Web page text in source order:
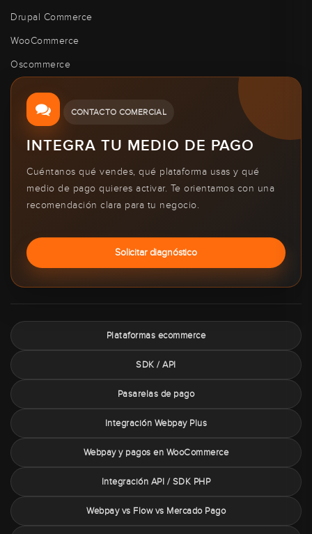
Drupal Commerce
WooCommerce
Oscommerce
CONTACTO COMERCIAL
INTEGRA TU MEDIO DE PAGO
Cuéntanos qué vendes, qué plataforma usas y qué
medio de pago quieres activar. Te orientamos con una
recomendación clara para tu negocio.
Solicitar diagnóstico
Plataformas ecommerce
SDK / API
Pasarelas de pago
Integración Webpay Plus
Webpay y pagos en WooCommerce
Integración API / SDK PHP
Webpay vs Flow vs Mercado Pago